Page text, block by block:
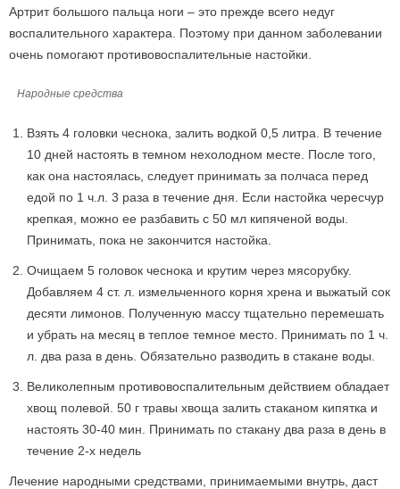
Артрит большого пальца ноги – это прежде всего недуг
воспалительного характера. Поэтому при данном заболевании
очень помогают противовоспалительные настойки.
Народные средства
Взять 4 головки чеснока, залить водкой 0,5 литра. В течение
10 дней настоять в темном нехолодном месте. После того,
как она настоялась, следует принимать за полчаса перед
едой по 1 ч.л. 3 раза в течение дня. Если настойка чересчур
крепкая, можно ее разбавить с 50 мл кипяченой воды.
Принимать, пока не закончится настойка.
Очищаем 5 головок чеснока и крутим через мясорубку.
Добавляем 4 ст. л. измельченного корня хрена и выжатый сок
десяти лимонов. Полученную массу тщательно перемешать
и убрать на месяц в теплое темное место. Принимать по 1 ч.
л. два раза в день. Обязательно разводить в стакане воды.
Великолепным противовоспалительным действием обладает
хвощ полевой. 50 г травы хвоща залить стаканом кипятка и
настоять 30-40 мин. Принимать по стакану два раза в день в
течение 2-х недель
Лечение народными средствами, принимаемыми внутрь, даст